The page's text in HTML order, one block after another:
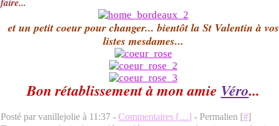
et un petit coeur pour changer... bientôt la St Valentin à vos
listes mesdames...
Bon rétablissement à mon amie Véro...
Posté par vanillejolie à 11:37 - Commentaires […] - Permalien [#]